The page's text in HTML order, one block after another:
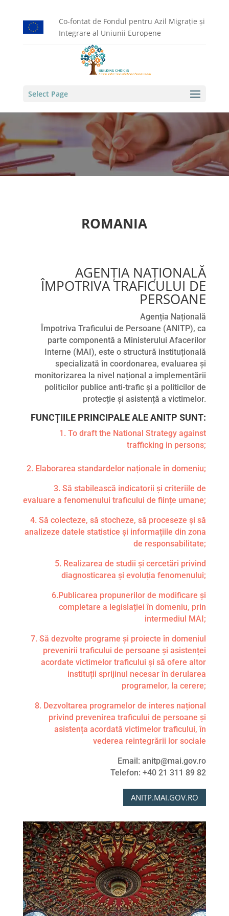
Co-fontat de Fondul pentru Azil Migrație și
Integrare al Uniunii Europene
Select Page
ROMANIA
AGENȚIA NAȚIONALĂ
ÎMPOTRIVA TRAFICULUI DE
PERSOANE
Agenția Națională
Împotriva Traficului de Persoane (ANITP), ca
parte componentă a Ministerului Afacerilor
Interne (MAI), este o structură instituțională
specializată în coordonarea, evaluarea și
monitorizarea la nivel național a implementării
politicilor publice anti-trafic și a politicilor de
protecție și asistență a victimelor.
FUNCȚIILE PRINCIPALE ALE ANITP SUNT:
1. To draft the National Strategy against
trafficking in persons;
2. Elaborarea standardelor naționale în domeniu;
3. Să stabilească indicatorii și criteriile de
evaluare a fenomenului traficului de ființe umane;
4. Să colecteze, să stocheze, să proceseze și să
analizeze datele statistice și informațiile din zona
de responsabilitate;
5. Realizarea de studii și cercetări privind
diagnosticarea și evoluția fenomenului;
6.Publicarea propunerilor de modificare și
completare a legislației în domeniu, prin
intermediul MAI;
7. Să dezvolte programe și proiecte în domeniul
prevenirii traficului de persoane și asistenței
acordate victimelor traficului și să ofere altor
instituții sprijinul necesar în derularea
programelor, la cerere;
8. Dezvoltarea programelor de interes național
privind prevenirea traficului de persoane și
asistența acordată victimelor traficului, în
vederea reintegrării lor sociale
Email: anitp@mai.gov.ro
Telefon: +40 21 311 89 82
ANITP.MAI.GOV.RO